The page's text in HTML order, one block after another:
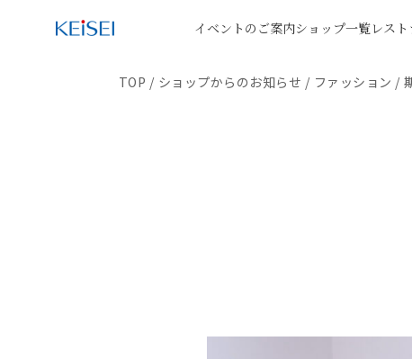
イベントのご案内ショップ一覧レスト
TOP / ショップからのお知らせ / ファッション /